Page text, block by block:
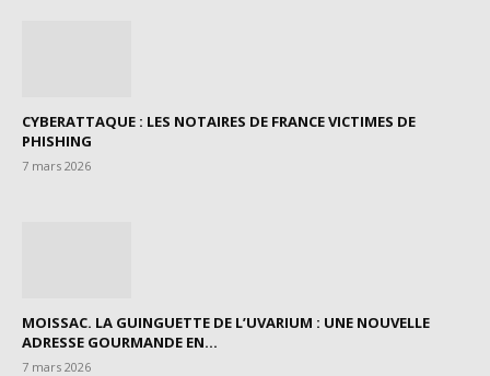
CYBERATTAQUE : LES NOTAIRES DE FRANCE VICTIMES DE
PHISHING
7 mars 2026
MOISSAC. LA GUINGUETTE DE L’UVARIUM : UNE NOUVELLE
ADRESSE GOURMANDE EN...
7 mars 2026